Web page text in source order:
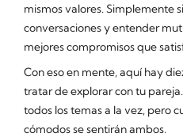
mismos valores. Simplemente
conversaciones y entender
mejores compromisos que
Con eso en mente, aquí hay
tratar de explorar con tu
todos los temas a la vez, pero
cómodos se sentirán ambos.